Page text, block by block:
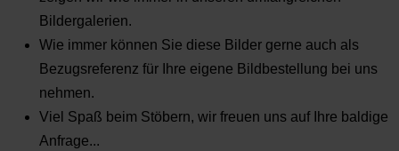
Bildergalerien.
Wie immer können Sie diese Bilder gerne auch als
Bezugsreferenz für Ihre eigene Bildbestellung bei uns
nehmen.
Viel Spaß beim Stöbern, wir freuen uns auf Ihre baldige
Anfrage...